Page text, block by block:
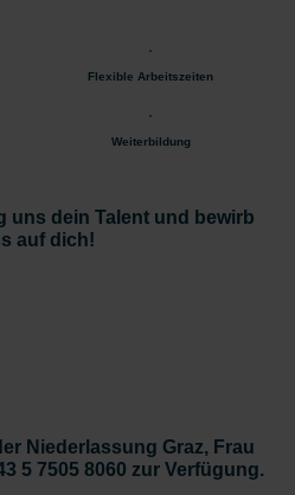
Flexible Arbeitszeiten
Weiterbildung
uns dein Talent und bewirb
auf dich!
Niederlassung Graz, Frau
5 7505 8060 zur Verfügung.